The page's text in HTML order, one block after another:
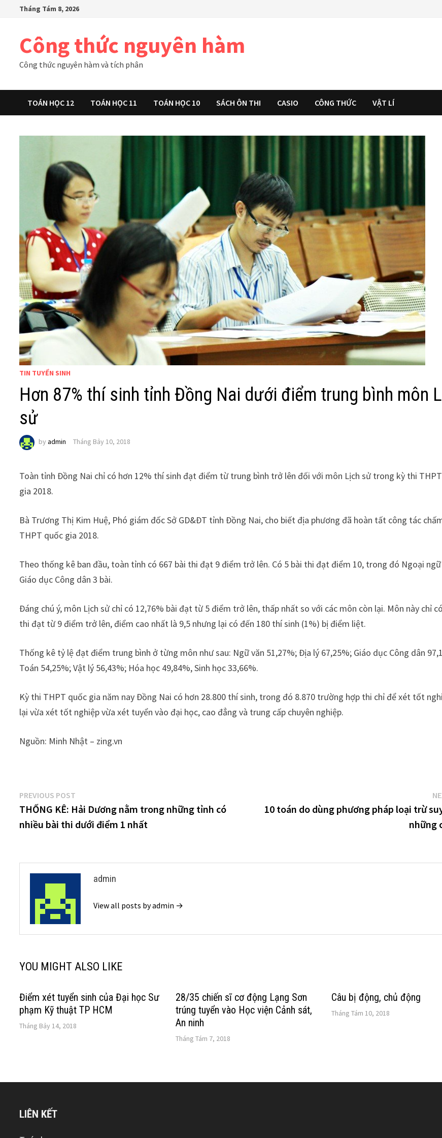
Tháng Tám 8, 2026
Công thức nguyên hàm
Công thức nguyên hàm và tích phân
TOÁN HỌC 12 TOÁN HỌC 11 TOÁN HỌC 10 SÁCH ÔN THI CASIO CÔNG THỨC VẬT LÍ
TIN TUYỂN SINH
Hơn 87% thí sinh tỉnh Đồng Nai dưới điểm trung bình môn
sử
byadmin Tháng Bảy 10, 2018
Toàn tỉnh Đồng Nai chỉ có hơn 12% thí sinh đạt điểm từ trung bình trở lên đối với môn Lịch sử trong kỳ thi
gia 2018.
Bà Trương Thị Kim Huệ, Phó giám đốc Sở GD&ĐT tỉnh Đồng Nai, cho biết địa phương đã hoàn tất công tác
THPT quốc gia 2018.
Theo thống kê ban đầu, toàn tỉnh có 667 bài thi đạt 9 điểm trở lên. Có 5 bài thi đạt điểm 10, trong đó Ngoại ngữ
Giáo dục Công dân 3 bài.
Đáng chú ý, môn Lịch sử chỉ có 12,76% bài đạt từ 5 điểm trở lên, thấp nhất so với các môn còn lại. Môn này chỉ
thi đạt từ 9 điểm trở lên, điểm cao nhất là 9,5 nhưng lại có đến 180 thí sinh (1%) bị điểm liệt.
Thống kê tỷ lệ đạt điểm trung bình ở từng môn như sau: Ngữ văn 51,27%; Địa lý 67,25%; Giáo dục Công dân
Toán 54,25%; Vật lý 56,43%; Hóa học 49,84%, Sinh học 33,66%.
Kỳ thi THPT quốc gia năm nay Đồng Nai có hơn 28.800 thí sinh, trong đó 8.870 trường hợp thi chỉ để xét tốt
lại vừa xét tốt nghiệp vừa xét tuyển vào đại học, cao đẳng và trung cấp chuyên nghiệp.
Nguồn: Minh Nhật – zing.vn
Điều
hướng
PREVIOUS POST
post:
THỐNG KÊ: Hải Dương nằm trong những tỉnh có
nhiều bài thi dưới điểm 1 nhất
10 toán do dùng phương pháp loại trừ
những
admin
View all posts by admin →
YOU MIGHT ALSO LIKE
Điểm xét tuyển sinh của Đại học Sư
phạm Kỹ thuật TP HCM
Tháng Bảy 14, 2018
28/35 chiến sĩ cơ động Lạng Sơn
trúng tuyển vào Học viện Cảnh sát,
An ninh
Tháng Tám 7, 2018
Câu bị động, chủ động
Tháng Tám 10, 2018
LIÊN KẾT